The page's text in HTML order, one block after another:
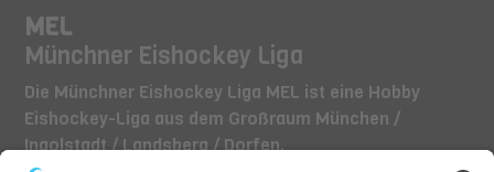
MEL
Münchner Eishockey Liga
Die Münchner Eishockey Liga MEL ist eine Hobby
Eishockey-Liga aus dem Großraum München /
Ingolstadt / Landsberg / Dorfen.